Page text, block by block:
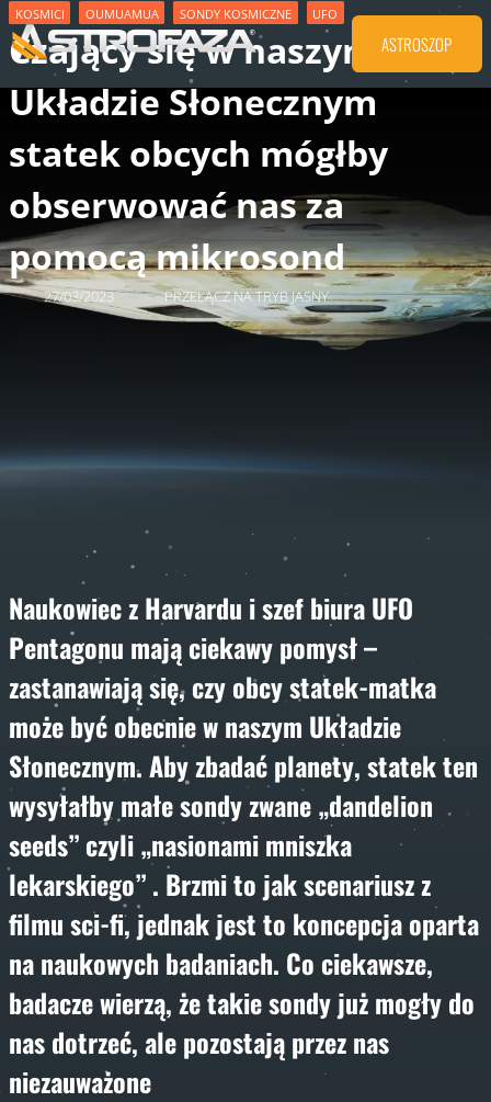
ASTROSZOP
KOSMICI OUMUAMUA SONDY KOSMICZNE UFO
Czający się w naszym
Układzie Słonecznym
statek obcych mógłby
obserwować nas za
pomocą mikrosond
27/03/2023 PRZEŁĄCZ NA TRYB JASNY
Naukowiec z Harvardu i szef biura UFO
Pentagonu mają ciekawy pomysł –
zastanawiają się, czy obcy statek-matka
może być obecnie w naszym Układzie
Słonecznym. Aby zbadać planety, statek ten
wysyłałby małe sondy zwane „dandelion
seeds” czyli „nasionami mniszka
lekarskiego” . Brzmi to jak scenariusz z
filmu sci-fi, jednak jest to koncepcja oparta
na naukowych badaniach. Co ciekawsze,
badacze wierzą, że takie sondy już mogły do
nas dotrzeć, ale pozostają przez nas
niezauważone